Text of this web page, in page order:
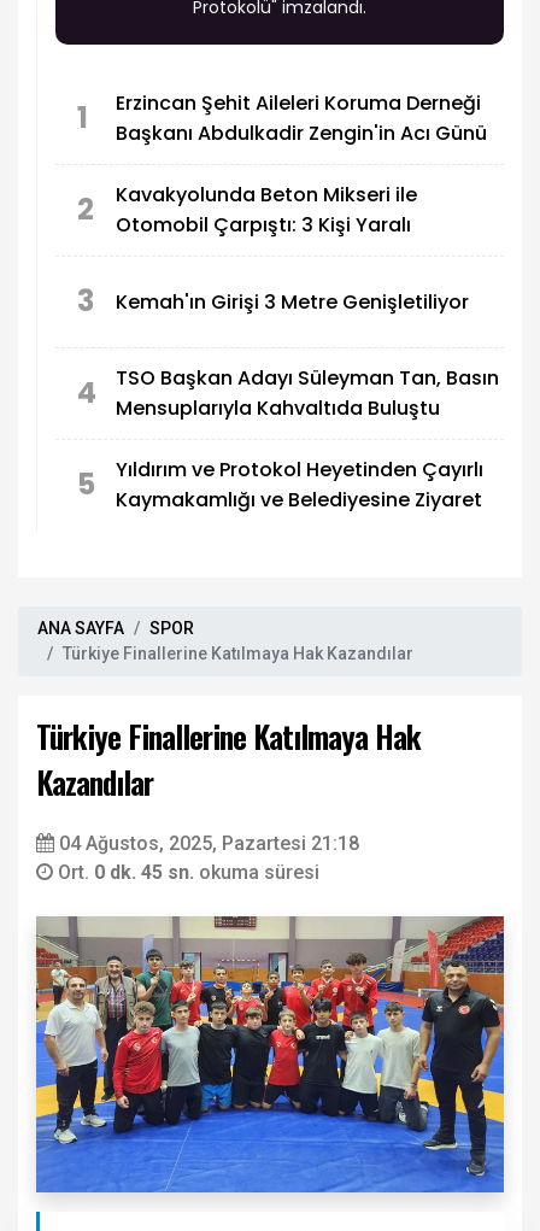
Protokolü" imzalandı.
1
Erzincan Şehit Aileleri Koruma Derneği
Başkanı Abdulkadir Zengin'in Acı Günü
2
Kavakyolunda Beton Mikseri ile
Otomobil Çarpıştı: 3 Kişi Yaralı
3 Kemah'ın Girişi 3 Metre Genişletiliyor
4
TSO Başkan Adayı Süleyman Tan, Basın
Mensuplarıyla Kahvaltıda Buluştu
5
Yıldırım ve Protokol Heyetinden Çayırlı
Kaymakamlığı ve Belediyesine Ziyaret
ANA SAYFA
SPOR
Türkiye Finallerine Katılmaya Hak Kazandılar
Türkiye Finallerine Katılmaya Hak
Kazandılar
04 Ağustos, 2025, Pazartesi 21:18
Ort. 0 dk. 45 sn. okuma süresi